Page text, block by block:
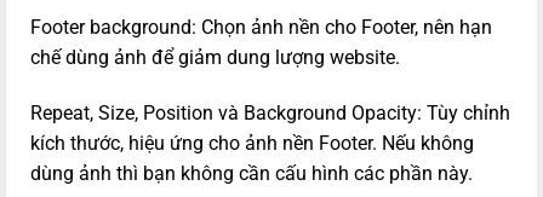
Footer background: Chọn ảnh nền cho Footer, nên hạn
chế dùng ảnh để giảm dung lượng website.
Repeat, Size, Position và Background Opacity: Tùy chỉnh
kích thước, hiệu ứng cho ảnh nền Footer. Nếu không
dùng ảnh thì bạn không cần cấu hình các phần này.